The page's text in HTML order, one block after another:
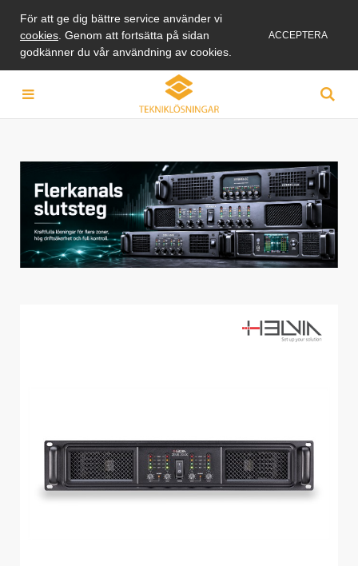
För att ge dig bättre service använder vi
cookies . Genom att fortsätta på sidan
godkänner du vår användning av cookies.
ACCEPTERA